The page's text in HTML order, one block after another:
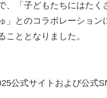
「子どもたちにはた
とのコラボレーショ
こととなりました。
公式サイトおよび公式